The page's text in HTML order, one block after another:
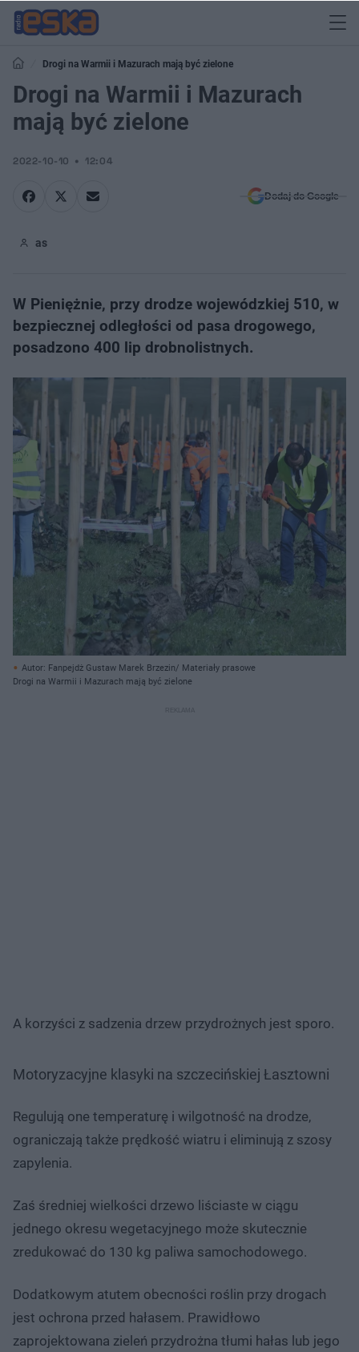
Drogi na Warmii i Mazurach mają być zielone
Drogi na Warmii i Mazurach
mają być zielone
2022-10-10 12:04
Dodaj do Google
as
W Pieniężnie, przy drodze wojewódzkiej 510, w
bezpiecznej odległości od pasa drogowego,
posadzono 400 lip drobnolistnych.
Autor: Fanpejdż Gustaw Marek Brzezin/ Materiały prasowe
Drogi na Warmii i Mazurach mają być zielone
A korzyści z sadzenia drzew przydrożnych jest sporo.
Motoryzacyjne klasyki na szczecińskiej Łasztowni
Regulują one temperaturę i wilgotność na drodze,
ograniczają także prędkość wiatru i eliminują z szosy
zapylenia.
Zaś średniej wielkości drzewo liściaste w ciągu
jednego okresu wegetacyjnego może skutecznie
zredukować do 130 kg paliwa samochodowego.
Dodatkowym atutem obecności roślin przy drogach
jest ochrona przed hałasem. Prawidłowo
zaprojektowana zieleń przydrożna tłumi hałas lub jego